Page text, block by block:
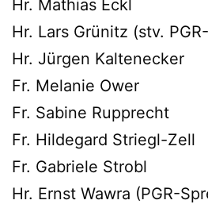
Hr. Mathias Eckl
Hr. Lars Grünitz (stv.
Hr. Jürgen Kaltenecker
Fr. Melanie Ower
Fr. Sabine Rupprecht
Fr. Hildegard Striegl-Zell
Fr. Gabriele Strobl
Hr. Ernst Wawra (PGR-